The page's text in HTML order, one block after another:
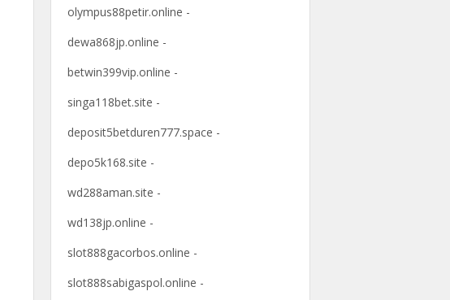
olympus88petir.online -
dewa868jp.online -
betwin399vip.online -
singa118bet.site -
deposit5betduren777.space -
depo5k168.site -
wd288aman.site -
wd138jp.online -
slot888gacorbos.online -
slot888sabigaspol.online -